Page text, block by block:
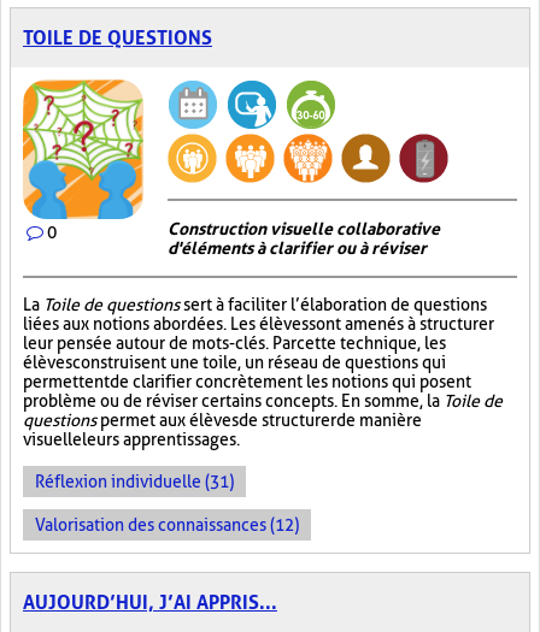
TOILE DE QUESTIONS
0
Construction visuelle collaborative
d'éléments à clarifier ou à réviser
La Toile de questionssert à faciliter l’élaboration de questions
liées aux notions abordées. Les élèves sont amenés à structurer
leur pensée autour de mots-clés. Par cette technique, les
élèves construisent une toile, un réseau de questions qui
permettent de clarifier concrètement les notions qui posent
problème ou de réviser certains concepts. En somme, la Toile de
questionspermet aux élèves de structurer de manière
visuelle leurs apprentissages.
Réflexion individuelle (31)
Valorisation des connaissances (12)
AUJOURD’HUI, J’AI APPRIS...